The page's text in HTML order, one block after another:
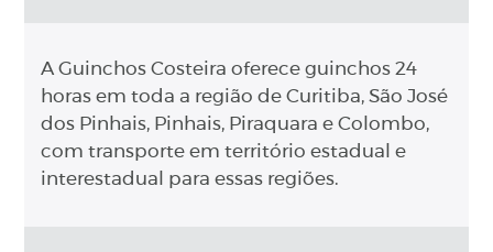
A Guinchos Costeira oferece guinchos 24
horas em toda a região de Curitiba, São José
dos Pinhais, Pinhais, Piraquara e Colombo,
com transporte em território estadual e
interestadual para essas regiões.